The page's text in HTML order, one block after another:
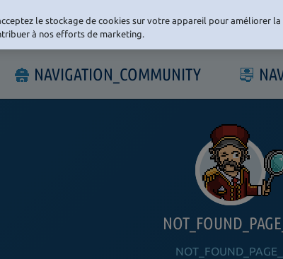
NAVIGATION_COMMUNITY
le stockage de cookies sur votre appareil pour améliorer la
à nos efforts de marketing.